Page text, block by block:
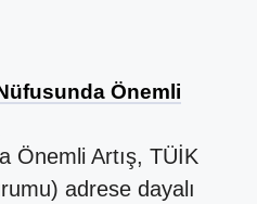
Önemli
Önemli Artış, TÜİK
adrese dayalı